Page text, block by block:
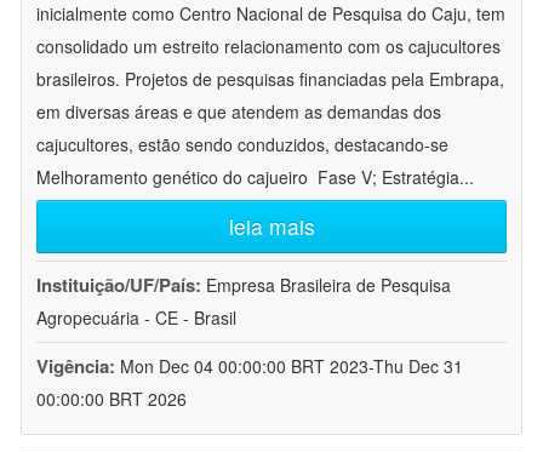
inicialmente como Centro Nacional de Pesquisa do Caju, tem
consolidado um estreito relacionamento com os cajucultores
brasileiros. Projetos de pesquisas financiadas pela Embrapa,
em diversas áreas e que atendem as demandas dos
cajucultores, estão sendo conduzidos, destacando-se
Melhoramento genético do cajueiro  Fase V; Estratégia...
leia mais
Instituição/UF/País: Empresa Brasileira de Pesquisa
Agropecuária - CE - Brasil
Vigência: Mon Dec 04 00:00:00 BRT 2023-Thu Dec 31
00:00:00 BRT 2026